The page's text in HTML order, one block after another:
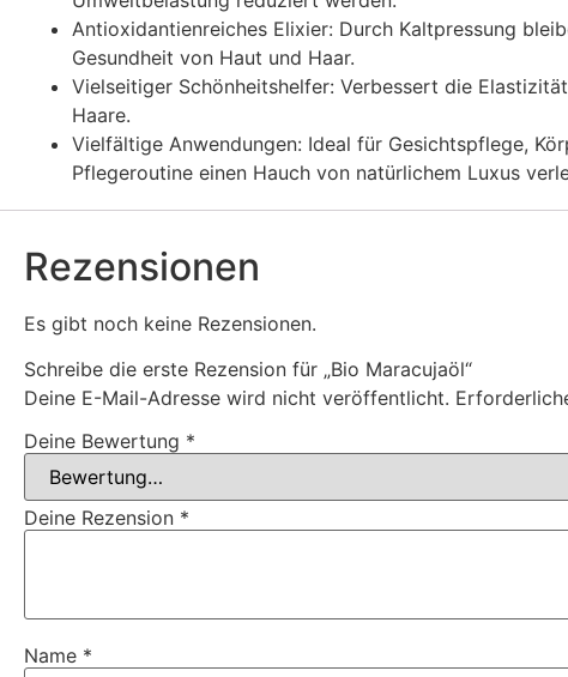
Antioxidantienreiches Elixier: Durch Kaltpressung
Gesundheit von Haut und Haar.
Vielseitiger Schönheitshelfer: Verbessert die
Haare.
Vielfältige Anwendungen: Ideal für Gesichtspflege,
Pflegeroutine einen Hauch von natürlichem Luxus
Rezensionen
Es gibt noch keine Rezensionen.
Schreibe die erste Rezension für „Bio Maracujaöl“
Deine E-Mail-Adresse wird nicht veröffentlicht.
Deine Bewertung *
Deine Rezension *
Name *